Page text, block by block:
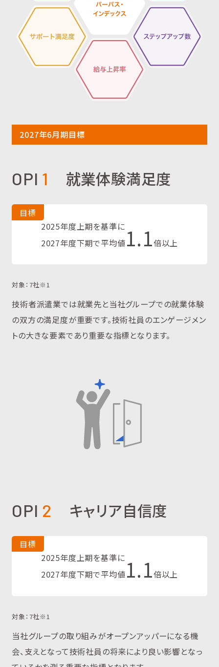
2027年6月期目標
OPI 1 就業体験満足度
目標
2025年度上期を基準に
2027年度下期で平均値1.1倍以上
対象：7社※1
技術者派遣業では就業先と当社グループでの就業体験
の双方の満足度が重要です。技術社員のエンゲージメン
トの大きな要素であり重要な指標となります。
OPI 2 キャリア自信度
目標
2025年度上期を基準に
2027年度下期で平均値1.1倍以上
対象：7社※1
当社グループの取り組みがオープンアッパーになる機
会、支えとなって技術社員の将来により良い影響となっ